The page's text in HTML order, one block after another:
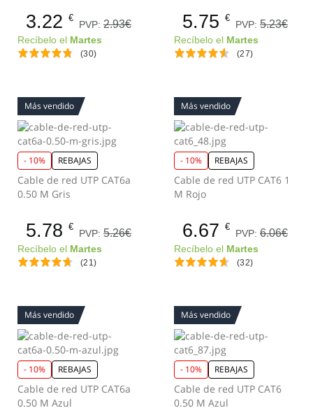
3.22 €
PVP: 2.93€
Recíbelo el Martes
(30)
5.75 €
PVP: 5.23€
Recíbelo el Martes
(27)
Más vendido
- 10% REBAJAS
Cable de red UTP CAT6a
0.50 M Gris
5.78 €
PVP: 5.26€
Recíbelo el Martes
(21)
Más vendido
- 10% REBAJAS
Cable de red UTP CAT6 1
M Rojo
6.67 €
PVP: 6.06€
Recíbelo el Martes
(32)
Más vendido
- 10% REBAJAS
Cable de red UTP CAT6a
0.50 M Azul
Más vendido
- 10% REBAJAS
Cable de red UTP CAT6
0.50 M Azul